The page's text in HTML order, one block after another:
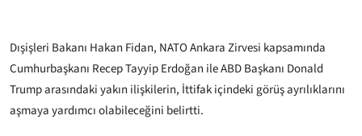
Dışişleri Bakanı Hakan Fidan, NATO Ankara Zirvesi kapsamında
Cumhurbaşkanı Recep Tayyip Erdoğan ile ABD Başkanı Donald
Trump arasındaki yakın ilişkilerin, İttifak içindeki görüş ayrılıklarını
aşmaya yardımcı olabileceğini belirtti.